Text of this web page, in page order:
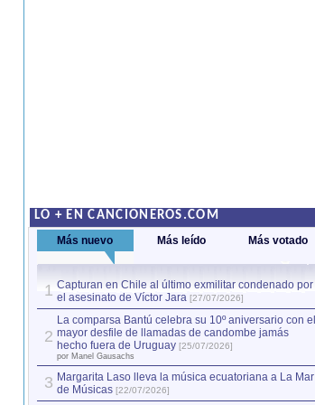
LO + EN CANCIONEROS.COM
Más nuevo Más leído Más votado
1 Capturan en Chile al último exmilitar condenado por
el asesinato de Víctor Jara [27/07/2026]
2
La comparsa Bantú celebra su 10º aniversario con el
mayor desfile de llamadas de candombe jamás
hecho fuera de Uruguay [25/07/2026]
por Manel Gausachs
3 Margarita Laso lleva la música ecuatoriana a La Mar
de Músicas [22/07/2026]